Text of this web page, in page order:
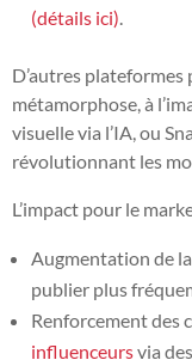
(détails ici).
D’autres
métamorphose, à
visuelle via l’IA, ou
révolutionnant les
L’impact pour le
Augmentation de
publier plus
Renforcement des
influenceursvia